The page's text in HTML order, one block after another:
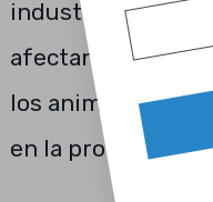
industria
afectan la
los animales
en la producción